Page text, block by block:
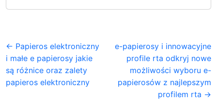
← Papieros elektroniczny
i małe e papierosy jakie
są różnice oraz zalety
papieros elektroniczny
e-papierosy i innowacyjne
profile rta odkryj nowe
możliwości wyboru e-
papierosów z najlepszym
profilem rta →